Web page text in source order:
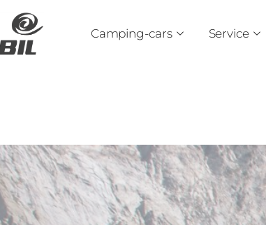
Camping-cars Service